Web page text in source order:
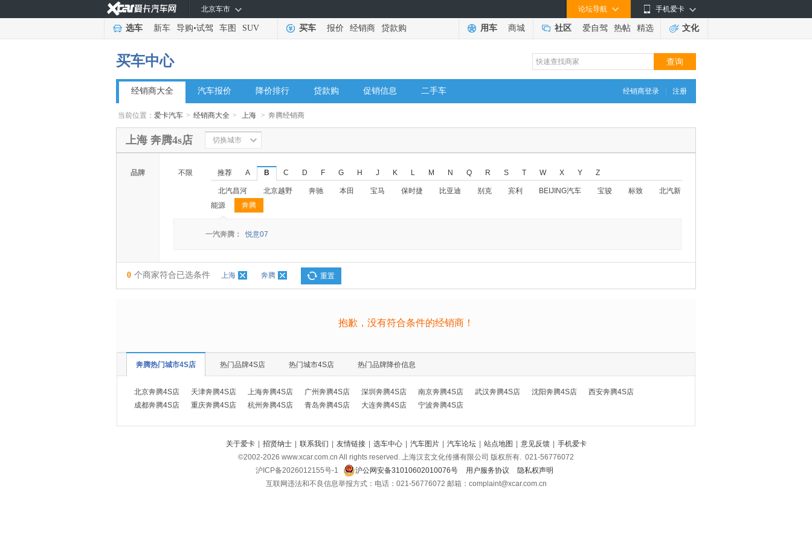
手机爱卡
论坛导航
北京车市
选车 新车 导购•试驾 车图 SUV 买车 报价 经销商 贷款购 用车 商城 社区 爱自驾 热帖 精选 文化
买车中心
经销商登录 注册
经销商大全 汽车报价 降价排行 贷款购 促销信息 二手车
当前位置： 爱卡汽车 > 经销商大全 > 上海 > 奔腾经销商
上海 奔腾4s店 切换城市
品牌 不限 推荐 A B C D F G H J K L M N Q R S T W X Y Z
北汽昌河 北京越野 奔驰 本田 宝马 保时捷 比亚迪 别克 宾利 BEIJING汽车 宝骏 标致
北汽新
能源
奔腾
◆
◆
一汽奔腾： 悦意07
0 个商家符合已选条件 上海 奔腾 重置
抱歉，没有符合条件的经销商！
奔腾热门城市4S店 热门品牌4S店 热门城市4S店 热门品牌降价信息
北京奔腾4S店 天津奔腾4S店 上海奔腾4S店 广州奔腾4S店 深圳奔腾4S店 南京奔腾4S店 武汉奔腾4S店 沈阳奔腾4S店
西安奔腾4S店
成都奔腾4S店
重庆奔腾4S店 杭州奔腾4S店 青岛奔腾4S店 大连奔腾4S店 宁波奔腾4S店
关于爱卡 | 招贤纳士 | 联系我们 | 友情链接 | 选车中心 | 汽车图片 | 汽车论坛 | 站点地图 | 意见反馈 | 手机爱卡
©2002-2026 www.xcar.com.cn All rights reserved. 上海汉玄文化传播有限公司 版权所有. 021-56776072
沪ICP备2026012155号-1
沪公网安备31010602010076号 用户服务协议
隐私权声明
互联网违法和不良信息举报方式：电话：021-56776072 邮箱：complaint@xcar.com.cn